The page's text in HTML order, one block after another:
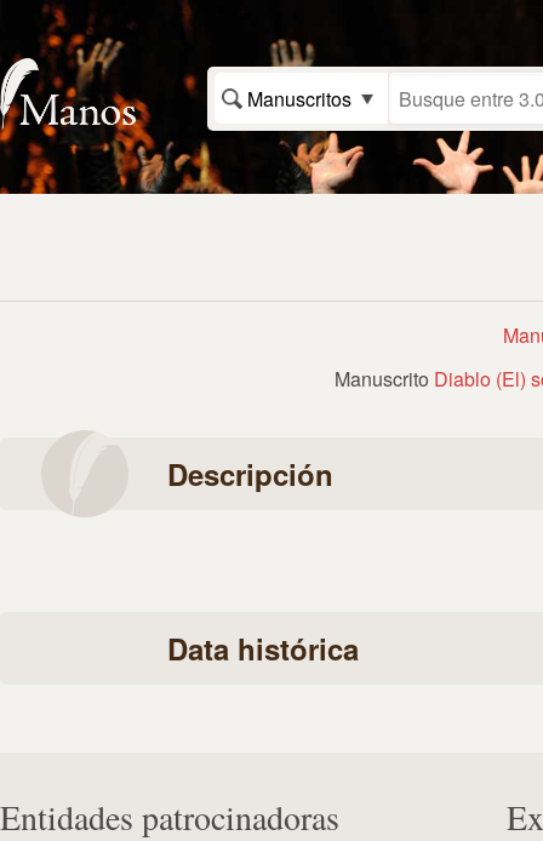
Manuscritos
Manuscrito Diablo (El)
Descripción
Data histórica
Entidades patrocinadoras